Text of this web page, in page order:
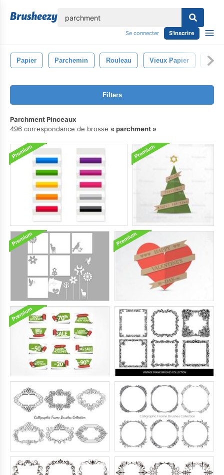
Se connecter S'inscrire
Papier Parchemin Rouleau Vieux Papier La
Filters
Parchment Pinceaux
496 correspondance de brosse
parchment